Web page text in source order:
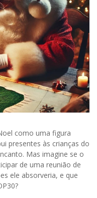
como uma figura
presentes às crianças do
Mas imagine se o
de uma reunião de
ele absorveria, e que